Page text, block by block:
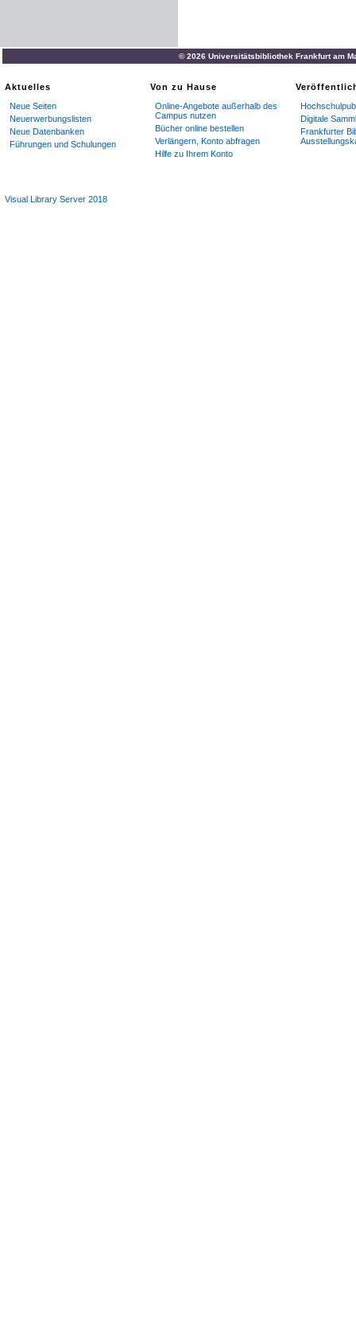
© 2026 Universitätsbibliothek Frankfurt am
Aktuelles
Neue Seiten
Neuerwerbungslisten
Neue Datenbanken
Führungen und Schulungen
Von zu Hause
Online-Angebote außerhalb des
Campus nutzen
Bücher online bestellen
Verlängern, Konto abfragen
Hilfe zu Ihrem Konto
Digitale
Frankfurter
Visual Library Server 2018